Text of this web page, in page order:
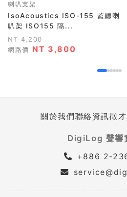
喇叭支架
IsoAcoustics ISO-155 監聽喇
叭架 ISO155 隔...
NT 4,200
網路價 NT 3,800
關於我們聯絡資訊徵
DigiLog 聲響
+886 2-